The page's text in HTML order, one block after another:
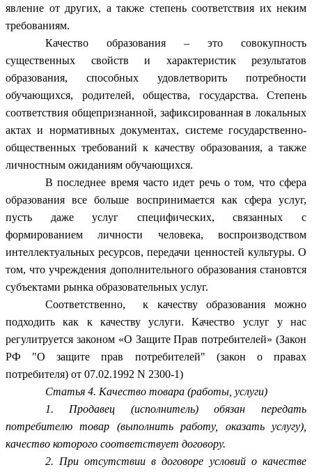
явление от других, а также степень соответствия их неким
требованиям.
Качество образования – это совокупность
существенных свойств и характеристик результатов
образования, способных удовлетворить потребности
обучающихся, родителей, общества, государства. Степень
соответствия общепризнанной, зафиксированная в локальных
актах и нормативных документах, системе государственно-
общественных требований к качеству образования, а также
личностным ожиданиям обучающихся.
В последнее время часто идет речь о том, что сфера
образования все больше воспринимается как сфера услуг,
пусть даже услуг специфических, связанных с
формированием личности человека, воспроизводством
интеллектуальных ресурсов, передачи ценностей культуры. О
том, что учреждения дополнительного образования становтся
субъектами рынка образовательных услуг.
Соответственно, к качеству образования можно
подходить как к качеству услуги. Качество услуг у нас
регулитруется законом «О Защите Прав потребителей» (Закон
РФ "О защите прав потребителей" (закон о правах
потребителя) от 07.02.1992 N 2300-1)
Статья 4. Качество товара (работы, услуги)
1. Продавец (исполнитель) обязан передать
потребителю товар (выполнить работу, оказать услугу),
качество которого соответствует договору.
2. При отсутствии в договоре условий о качестве